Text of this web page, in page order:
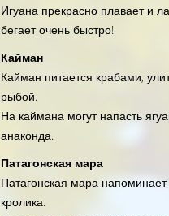
Игуана прекрасно плавает и
бегает очень быстро!
Кайман
Кайман питается крабами,
рыбой.
На каймана могут напасть
анаконда.
Патагонская мара
Патагонская мара
кролика.